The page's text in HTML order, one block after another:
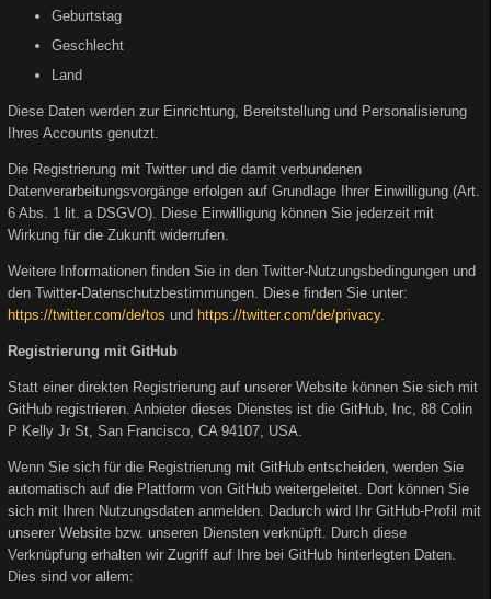
Geburtstag
Geschlecht
Land
Diese Daten werden zur Einrichtung, Bereitstellung und Personalisierung
Ihres Accounts genutzt.
Die Registrierung mit Twitter und die damit verbundenen
Datenverarbeitungsvorgänge erfolgen auf Grundlage Ihrer Einwilligung (Art.
6 Abs. 1 lit. a DSGVO). Diese Einwilligung können Sie jederzeit mit
Wirkung für die Zukunft widerrufen.
Weitere Informationen finden Sie in den Twitter-Nutzungsbedingungen und
den Twitter-Datenschutzbestimmungen. Diese finden Sie unter:
https://twitter.com/de/tos und https://twitter.com/de/privacy.
Registrierung mit GitHub
Statt einer direkten Registrierung auf unserer Website können Sie sich mit
GitHub registrieren. Anbieter dieses Dienstes ist die GitHub, Inc, 88 Colin
P Kelly Jr St, San Francisco, CA 94107, USA.
Wenn Sie sich für die Registrierung mit GitHub entscheiden, werden Sie
automatisch auf die Plattform von GitHub weitergeleitet. Dort können Sie
sich mit Ihren Nutzungsdaten anmelden. Dadurch wird Ihr GitHub-Profil mit
unserer Website bzw. unseren Diensten verknüpft. Durch diese
Verknüpfung erhalten wir Zugriff auf Ihre bei GitHub hinterlegten Daten.
Dies sind vor allem: